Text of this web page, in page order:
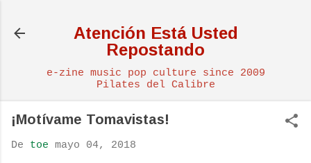
Atención Está Usted
Repostando
e-zine music pop culture since 2009
Pilates del Calibre
¡Motívame Tomavistas!
De toe mayo 04, 2018